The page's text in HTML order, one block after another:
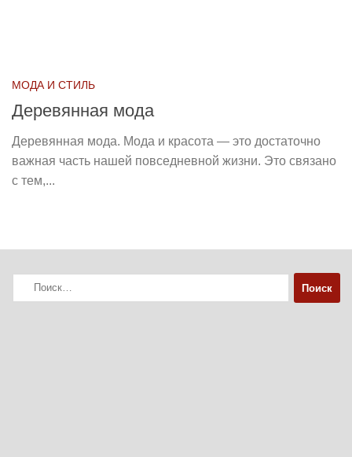
МОДА И СТИЛЬ
Деревянная мода
Деревянная мода. Мода и красота — это достаточно
важная часть нашей повседневной жизни. Это связано
с тем,...
Найти: